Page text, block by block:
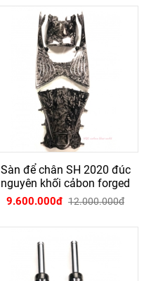
Sàn để chân SH 2020 đúc
nguyên khối cảbon forged
9.600.000đ 12.000.000đ